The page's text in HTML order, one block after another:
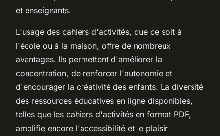
et enseignants.
L'usage des cahiers d'activités, que ce soit à
l'école ou à la maison, offre de nombreux
avantages. Ils permettent d'améliorer la
concentration, de renforcer l'autonomie et
d'encourager la créativité des enfants. La diversité
des ressources éducatives en ligne disponibles,
telles que les cahiers d'activités en format PDF,
amplifie encore l'accessibilité et le plaisir